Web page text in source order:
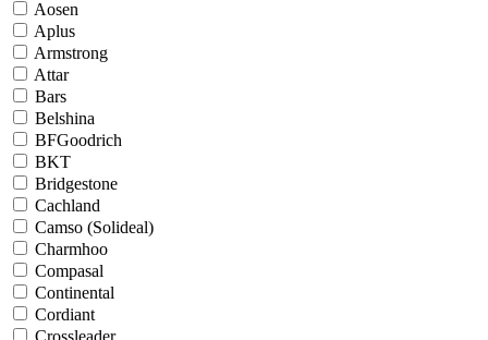
Aosen
Aplus
Armstrong
Attar
Bars
Belshina
BFGoodrich
BKT
Bridgestone
Cachland
Camso (Solideal)
Charmhoo
Compasal
Continental
Cordiant
Crossleader